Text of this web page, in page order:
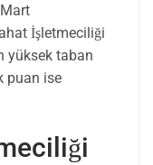
İşletmeciliği
yüksek taban
puan ise